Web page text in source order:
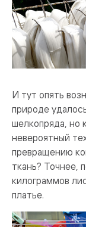
И тут опять
природе
шелкопряда, но
невероятный
превращению
ткань? Точнее,
килограммов
платье.